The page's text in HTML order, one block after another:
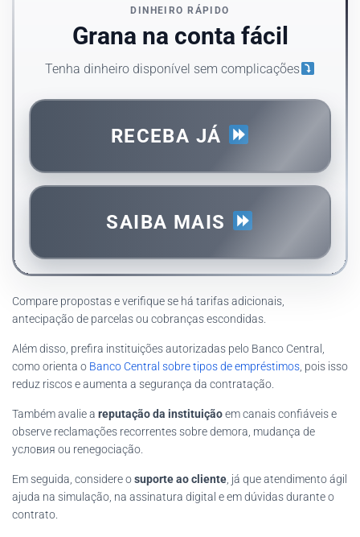
DINHEIRO RÁPIDO
Grana na conta fácil
Tenha dinheiro disponível sem complicações
RECEBA JÁ
SAIBA MAIS
Compare propostas e verifique se há tarifas adicionais,
antecipação de parcelas ou cobranças escondidas.
Além disso, prefira instituições autorizadas pelo Banco Central,
como orienta o Banco Central sobre tipos de empréstimos, pois isso
reduz riscos e aumenta a segurança da contratação.
Também avalie a reputação da instituiçãoem canais confiáveis e
observe reclamações recorrentes sobre demora, mudança de
условия ou renegociação.
Em seguida, considere osuporte ao cliente, já que atendimento ágil
ajuda na simulação, na assinatura digital e em dúvidas durante o
contrato.